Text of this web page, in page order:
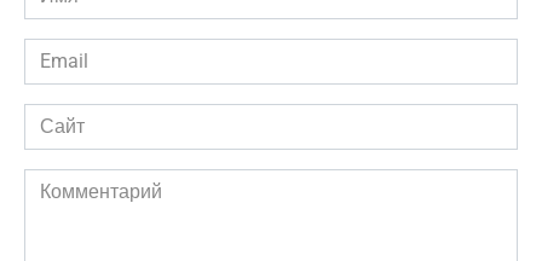
*
Email
*
Сайт
Комментарий